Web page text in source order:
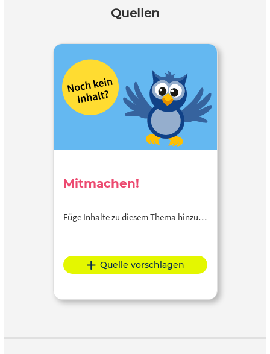
Quellen
Mitmachen!
Füge Inhalte zu diesem Thema hinzu…
Quelle vorschlagen